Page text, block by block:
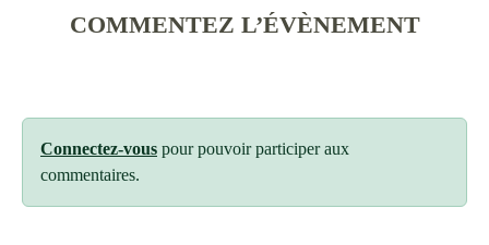
COMMENTEZ L’ÉVÈNEMENT
Connectez-vous pour pouvoir participer aux
commentaires.